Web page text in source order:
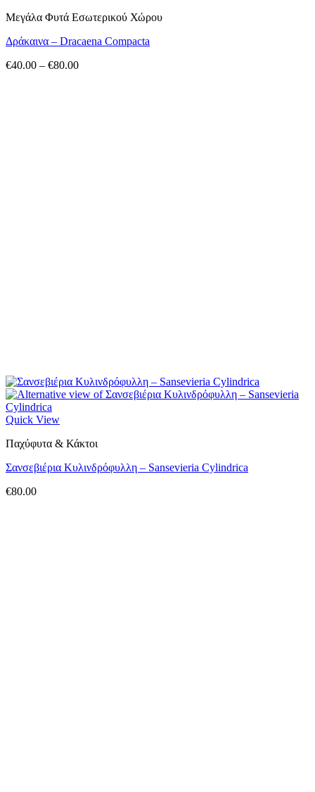
Μεγάλα Φυτά Εσωτερικού Χώρου
Δράκαινα – Dracaena Compacta
€40.00 – €80.00Price
Quick View
Παχύφυτα & Κάκτοι
Σανσεβιέρια Κυλινδρόφυλλη – Sansevieria Cylindrica
€80.00